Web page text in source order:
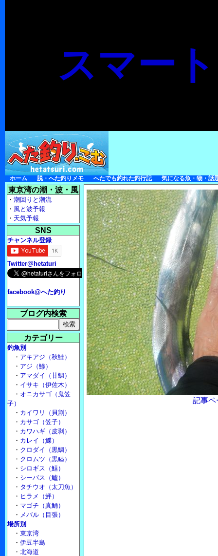
スマー
ホーム 脱・へた釣りメモ へたでも釣れた釣行記 気になる魚・物・話
記事ペ
東京湾の潮・波・風
・ 潮回りと潮流
・ 風と波予報
・ 天気予報
SNS
チャンネル登録
Twitter@hetaturi
facebook@へた釣り
ブログ内検索
カテゴリー
釣魚別
・ アキアジ（秋鮭）
・ アジ（鯵）
・ アマダイ（甘鯛）
・ イサキ（伊佐木）
・ オニカサゴ（鬼笠
子）
・ カイワリ（貝割）
・ カサゴ（笠子）
・ カワハギ（皮剥）
・ カレイ（鰈）
・ クロダイ（黒鯛）
・ クロムツ（黒睦）
・ シロギス（鱚）
・ シーバス（鱸）
・ タチウオ（太刀魚）
・ ヒラメ（鮃）
・ マゴチ（真鯒）
・ メバル（目張）
場所別
・ 東京湾
・ 伊豆半島
・ 北海道